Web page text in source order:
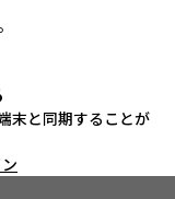
末と同期することが